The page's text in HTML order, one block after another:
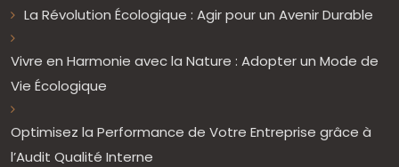
La Révolution Écologique : Agir pour un Avenir Durable
Vivre en Harmonie avec la Nature : Adopter un Mode de
Vie Écologique
Optimisez la Performance de Votre Entreprise grâce à
l’Audit Qualité Interne